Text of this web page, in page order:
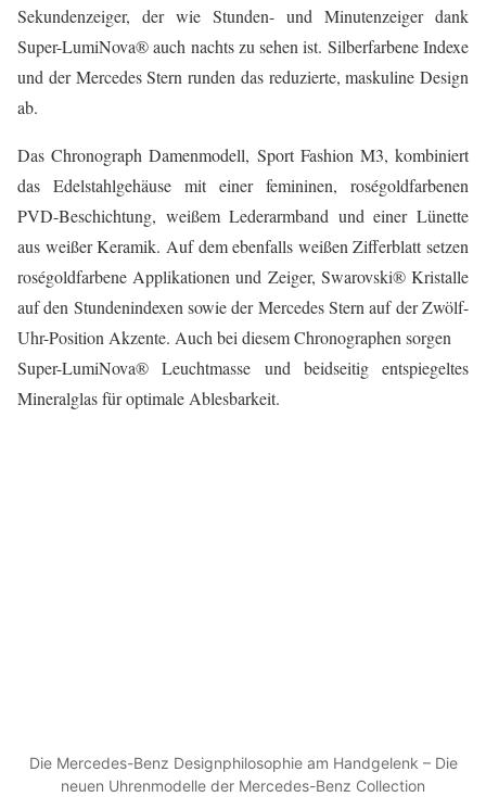
Sekundenzeiger, der wie Stunden- und Minutenzeiger dank
Super-LumiNova® auch nachts zu sehen ist. Silberfarbene Indexe
und der Mercedes Stern runden das reduzierte, maskuline Design
ab.
Das Chronograph Damenmodell, Sport Fashion M3, kombiniert
das Edelstahlgehäuse mit einer femininen, roségoldfarbenen
PVD-Beschichtung, weißem Lederarmband und einer Lünette
aus weißer Keramik. Auf dem ebenfalls weißen Zifferblatt setzen
roségoldfarbene Applikationen und Zeiger, Swarovski® Kristalle
auf den Stundenindexen sowie der Mercedes Stern auf der Zwölf-
Uhr-Position Akzente. Auch bei diesem Chronographen sorgen
Super-LumiNova® Leuchtmasse und beidseitig entspiegeltes
Mineralglas für optimale Ablesbarkeit.
Die Mercedes-Benz Designphilosophie am Handgelenk – Die
neuen Uhrenmodelle der Mercedes-Benz Collection